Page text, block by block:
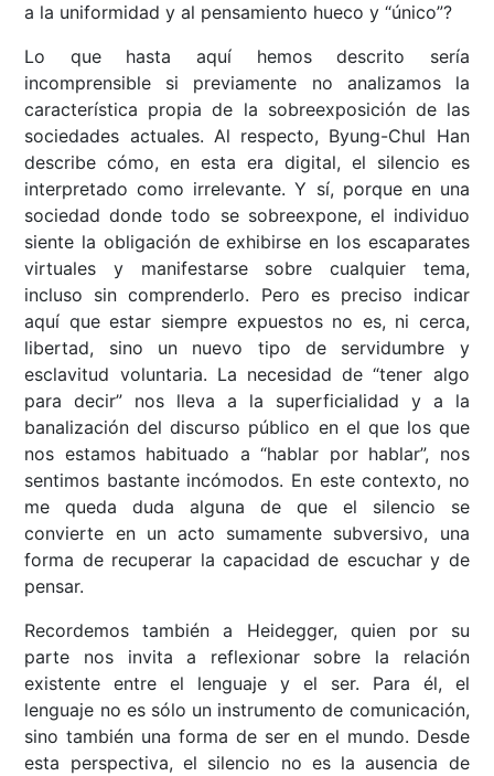
a la uniformidad y al pensamiento hueco y “único”?
Lo que hasta aquí hemos descrito sería
incomprensible si previamente no analizamos la
característica propia de la sobreexposición de las
sociedades actuales. Al respecto, Byung-Chul Han
describe cómo, en esta era digital, el silencio es
interpretado como irrelevante. Y sí, porque en una
sociedad donde todo se sobreexpone, el individuo
siente la obligación de exhibirse en los escaparates
virtuales y manifestarse sobre cualquier tema,
incluso sin comprenderlo. Pero es preciso indicar
aquí que estar siempre expuestos no es, ni cerca,
libertad, sino un nuevo tipo de servidumbre y
esclavitud voluntaria. La necesidad de “tener algo
para decir” nos lleva a la superficialidad y a la
banalización del discurso público en el que los que
nos estamos habituado a “hablar por hablar”, nos
sentimos bastante incómodos. En este contexto, no
me queda duda alguna de que el silencio se
convierte en un acto sumamente subversivo, una
forma de recuperar la capacidad de escuchar y de
pensar.
Recordemos también a Heidegger, quien por su
parte nos invita a reflexionar sobre la relación
existente entre el lenguaje y el ser. Para él, el
lenguaje no es sólo un instrumento de comunicación,
sino también una forma de ser en el mundo. Desde
esta perspectiva, el silencio no es la ausencia de